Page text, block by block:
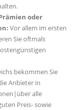
oder
Vor allem im ersten
Sie oftmals
bekommen Sie
Anbieter in
alle
Preis- sowie